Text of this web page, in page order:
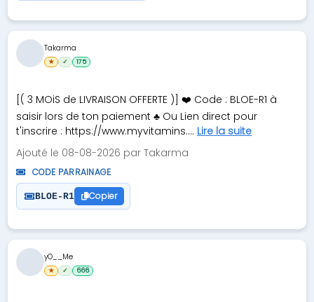
[( 3 MOiS de LIVRAISON OFFERTE )] ❤️ Code : BLOE-R1 à
saisir lors de ton paiement ♣ Ou Lien direct pour
t'inscrire : https://www.myvitamins.... Lire la suite
Ajouté le 08-08-2026 par Takarma
CODE PARRAINAGE
BLOE-R1 Copier
Takarma
★ ✓ 175
yO__Me
★ ✓ 666